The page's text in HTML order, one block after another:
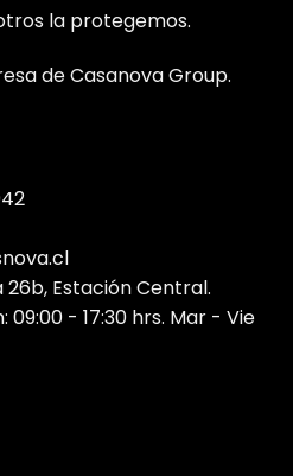
la protegemos.
de Casanova Group.
Estación Central.
09:00 - 17:30 hrs. Mar - Vie